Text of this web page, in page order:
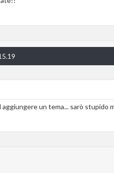
un tema... sarò stupido